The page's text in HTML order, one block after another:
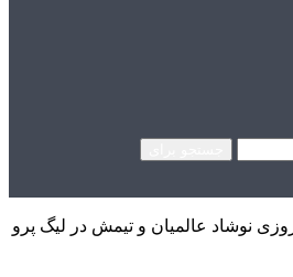
نوشاد عالمیان و تیمش در لیگ پرو